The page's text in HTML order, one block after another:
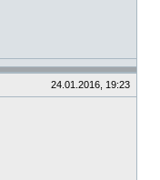
24.01.2016, 19:23